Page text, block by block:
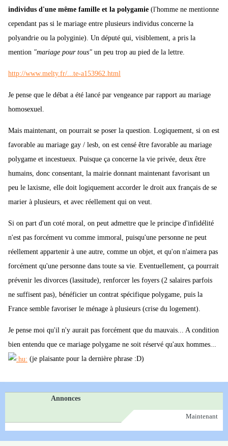
individus d'une même famille et la polygamie (l'homme ne mentionne
cependant pas si le mariage entre plusieurs individus concerne la
polyandrie ou la polyginie). Un député qui, visiblement, a pris la
mention "mariage pour tous" un peu trop au pied de la lettre.
http://www.melty.fr/...te-a153962.html
Je pense que le débat a été lancé par vengeance par rapport au mariage
homosexuel.
Mais maintenant, on pourrait se poser la question. Logiquement, si on est
favorable au mariage gay / lesb, on est censé être favorable au mariage
polygame et incestueux. Puisque ça concerne la vie privée, deux être
humains, donc consentant, la mairie donnant maintenant favorisant un
peu le laxisme, elle doit logiquement accorder le droit aux français de se
marier à plusieurs, et avec réellement qui on veut.
Si on part d'un coté moral, on peut admettre que le principe d'infidélité
n'est pas forcément vu comme immoral, puisqu'une personne ne peut
réellement appartenir à une autre, comme un objet, et qu'on n'aimera pas
forcément qu'une personne dans toute sa vie. Eventuellement, ça pourrait
prévenir les divorces (lassitude), renforcer les foyers (2 salaires parfois
ne suffisent pas), bénéficier un contrat spécifique polygame, puis la
France semble favoriser le ménage à plusieurs (crise du logement).
Je pense moi qu'il n'y aurait pas forcément que du mauvais... A condition
bien entendu que ce mariage polygame ne soit réservé qu'aux hommes...
(je plaisante pour la dernière phrase :D)
Annonces
Maintenant